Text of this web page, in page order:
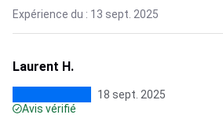
Expérience du : 13 sept. 2025
Laurent H.
18 sept. 2025
Avis vérifié